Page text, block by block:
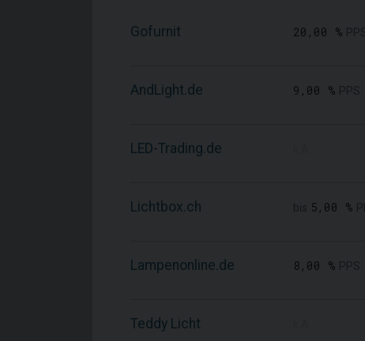
Gofurnit 20,00 %
AndLight.de 9,00 %
LED-Trading.de
Lichtbox.ch 5,00 %
Lampenonline.de 8,00 %
Teddy Licht